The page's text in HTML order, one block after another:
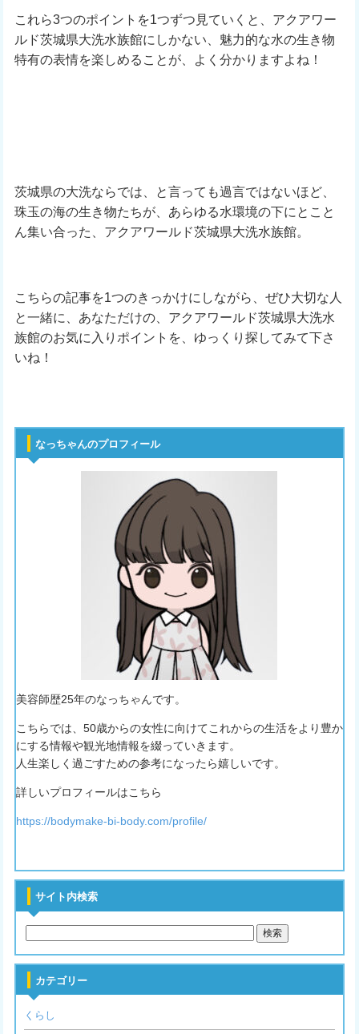
これら3つのポイントを1つずつ見ていくと、アクアワー
ルド茨城県大洗水族館にしかない、魅力的な水の生き物
特有の表情を楽しめることが、よく分かりますよね！
茨城県の大洗ならでは、と言っても過言ではないほど、
珠玉の海の生き物たちが、あらゆる水環境の下にとこと
ん集い合った、アクアワールド茨城県大洗水族館。
こちらの記事を1つのきっかけにしながら、ぜひ大切な人
と一緒に、あなただけの、アクアワールド茨城県大洗水
族館のお気に入りポイントを、ゆっくり探してみて下さ
いね！
なっちゃんのプロフィール
美容師歴25年のなっちゃんです。
こちらでは、50歳からの女性に向けてこれからの生活をより豊か
にする情報や観光地情報を綴っていきます。
人生楽しく過ごすための参考になったら嬉しいです。
詳しいプロフィールはこちら
https://bodymake-bi-body.com/profile/
サイト内検索
カテゴリー
くらし